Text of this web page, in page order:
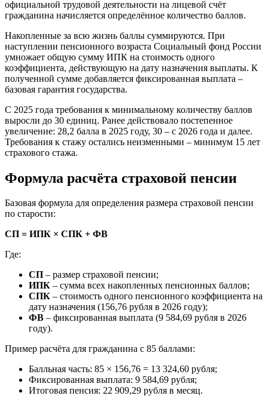
официальной трудовой деятельности на лицевой счёт
гражданина начисляется определённое количество баллов.
Накопленные за всю жизнь баллы суммируются. При
наступлении пенсионного возраста Социальный фонд России
умножает общую сумму ИПК на стоимость одного
коэффициента, действующую на дату назначения выплаты. К
полученной сумме добавляется фиксированная выплата –
базовая гарантия государства.
С 2025 года требования к минимальному количеству баллов
выросли до 30 единиц. Ранее действовало постепенное
увеличение: 28,2 балла в 2025 году, 30 – с 2026 года и далее.
Требования к стажу остались неизменными – минимум 15 лет
страхового стажа.
Формула расчёта страховой пенсии
Базовая формула для определения размера страховой пенсии
по старости:
СП = ИПК × СПК + ФВ
Где:
СП – размер страховой пенсии;
ИПК – сумма всех накопленных пенсионных баллов;
СПК – стоимость одного пенсионного коэффициента на
дату назначения (156,76 рубля в 2026 году);
ФВ – фиксированная выплата (9 584,69 рубля в 2026
году).
Пример расчёта для гражданина с 85 баллами:
Балльная часть: 85 × 156,76 = 13 324,60 рубля;
Фиксированная выплата: 9 584,69 рубля;
Итоговая пенсия: 22 909,29 рубля в месяц.